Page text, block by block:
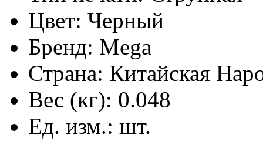
Цвет: Черный
Бренд: Mega
Страна: Китайская
Вес (кг): 0.048
Ед. изм.: шт.